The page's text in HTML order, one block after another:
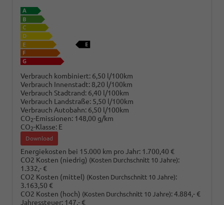
Verbrauch kombiniert: 6,50 l/100km
Verbrauch Innenstadt: 8,20 l/100km
Verbrauch Stadtrand: 6,40 l/100km
Verbrauch Landstraße: 5,50 l/100km
Verbrauch Autobahn: 6,50 l/100km
CO2-Emissionen: 148,00 g/km
CO2-Klasse: E
Download
Energiekosten bei 15.000 km pro Jahr: 1.700,40 €
CO2 Kosten (niedrig) (Kosten Durchschnitt 10 Jahre):
1.332,- €
CO2 Kosten (mittel) (Kosten Durchschnitt 10 Jahre):
3.163,50 €
CO2 Kosten (hoch) (Kosten Durchschnitt 10 Jahre):4.884,- €
Jahressteuer: 147,- €